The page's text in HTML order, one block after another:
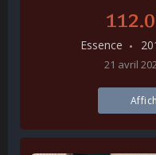
Essence
21 avril